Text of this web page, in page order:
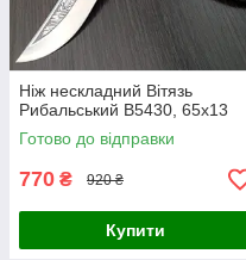
Ніж нескладний Вітязь
Рибальський B5430, 65х13
Готово до відправки
770 ₴ 920 ₴
Купити